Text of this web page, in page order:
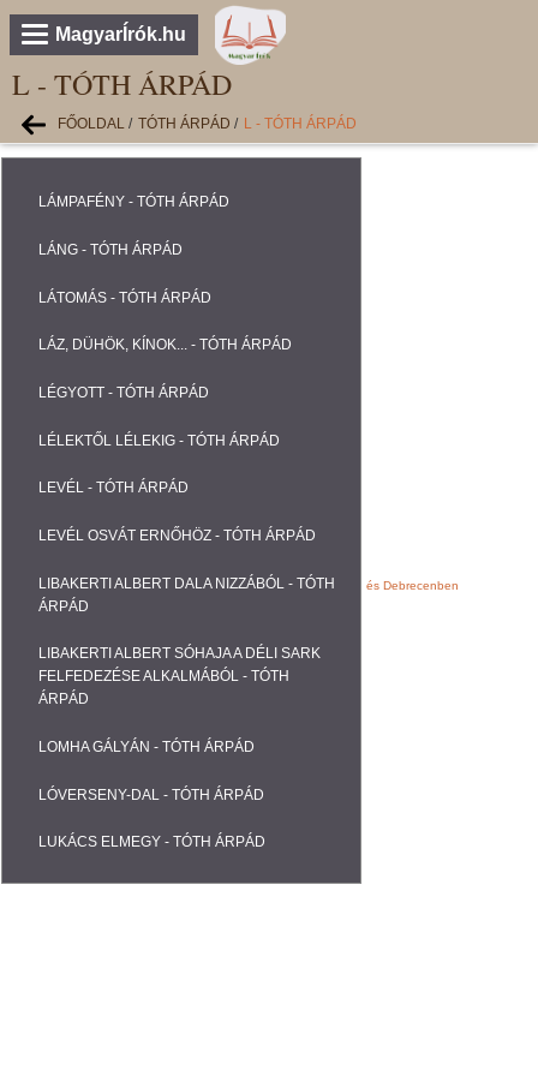
MagyarÍrók.hu
L - TÓTH ÁRPÁD
FŐOLDAL / TÓTH ÁRPÁD / L - TÓTH ÁRPÁD
LÁMPAFÉNY - TÓTH ÁRPÁD
LÁNG - TÓTH ÁRPÁD
LÁTOMÁS - TÓTH ÁRPÁD
LÁZ, DÜHÖK, KÍNOK... - TÓTH ÁRPÁD
LÉGYOTT - TÓTH ÁRPÁD
LÉLEKTŐL LÉLEKIG - TÓTH ÁRPÁD
LEVÉL - TÓTH ÁRPÁD
LEVÉL OSVÁT ERNŐHÖZ - TÓTH ÁRPÁD
LIBAKERTI ALBERT DALA NIZZÁBÓL - TÓTH
ÁRPÁD
LIBAKERTI ALBERT SÓHAJA A DÉLI SARK
FELFEDEZÉSE ALKALMÁBÓL - TÓTH
ÁRPÁD
LOMHA GÁLYÁN - TÓTH ÁRPÁD
LÓVERSENY-DAL - TÓTH ÁRPÁD
LUKÁCS ELMEGY - TÓTH ÁRPÁD
Webáruházak, Weblapok fejlesztése Nyíregyházán és Debrecenben